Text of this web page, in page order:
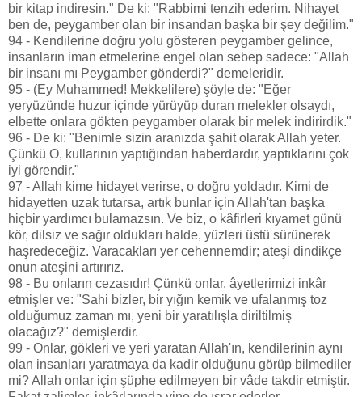
bir kitap indiresin." De ki: "Rabbimi tenzih ederim. Nihayet
ben de, peygamber olan bir insandan başka bir şey değilim."
94 - Kendilerine doğru yolu gösteren peygamber gelince,
insanların iman etmelerine engel olan sebep sadece: "Allah
bir insanı mı Peygamber gönderdi?" demeleridir.
95 - (Ey Muhammed! Mekkelilere) şöyle de: "Eğer
yeryüzünde huzur içinde yürüyüp duran melekler olsaydı,
elbette onlara gökten peygamber olarak bir melek indirirdik."
96 - De ki: "Benimle sizin aranızda şahit olarak Allah yeter.
Çünkü O, kullarının yaptığından haberdardır, yaptıklarını çok
iyi görendir."
97 - Allah kime hidayet verirse, o doğru yoldadır. Kimi de
hidayetten uzak tutarsa, artık bunlar için Allah'tan başka
hiçbir yardımcı bulamazsın. Ve biz, o kâfirleri kıyamet günü
kör, dilsiz ve sağır oldukları halde, yüzleri üstü sürünerek
haşredeceğiz. Varacakları yer cehennemdir; ateşi dindikçe
onun ateşini artırırız.
98 - Bu onların cezasıdır! Çünkü onlar, âyetlerimizi inkâr
etmişler ve: "Sahi bizler, bir yığın kemik ve ufalanmış toz
olduğumuz zaman mı, yeni bir yaratılışla diriltilmiş
olacağız?" demişlerdir.
99 - Onlar, gökleri ve yeri yaratan Allah'ın, kendilerinin aynı
olan insanları yaratmaya da kadir olduğunu görüp bilmediler
mi? Allah onlar için şüphe edilmeyen bir vâde takdir etmiştir.